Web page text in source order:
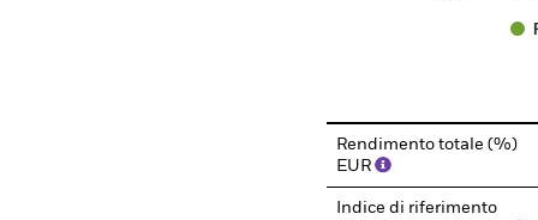
Rendimento totale (%)
EUR
Indice di riferimento